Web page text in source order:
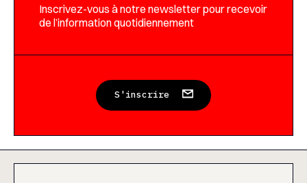
Inscrivez-vous à notre newsletter pour recevoir
de l’information quotidiennement
S'inscrire